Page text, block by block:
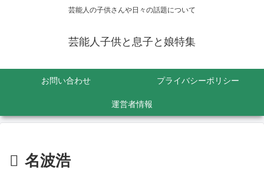
芸能人の子供さんや日々の話題について
芸能人子供と息子と娘特集
お問い合わせ プライバシーポリシー
運営者情報
名波浩